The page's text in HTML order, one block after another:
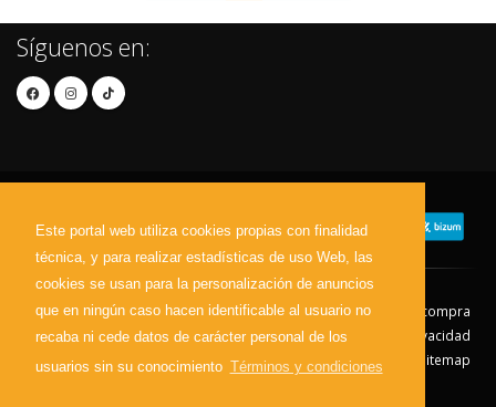
Este portal web utiliza cookies propias con finalidad
técnica, y para realizar estadísticas de uso Web, las
cookies se usan para la personalización de anuncios
que en ningún caso hacen identificable al usuario no
recaba ni cede datos de carácter personal de los
usuarios sin su conocimiento Términos y condiciones
Síguenos en:
Contacto Aviso Legal
Condiciones de compra
Política de envíos
Política de devolución
Política de Privacidad
Política de Cookies
Sitemap